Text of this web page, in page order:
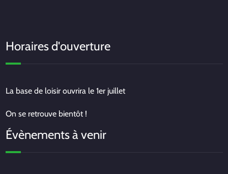
Horaires d'ouverture
La base de loisir ouvrira le 1er juillet
On se retrouve bientôt !
Évènements à venir